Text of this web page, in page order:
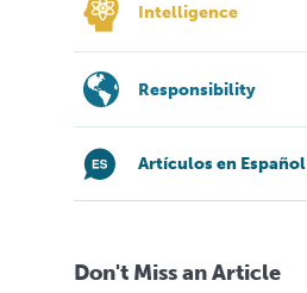
Intelligence
Responsibility
Artículos en Español
Don't Miss an Article